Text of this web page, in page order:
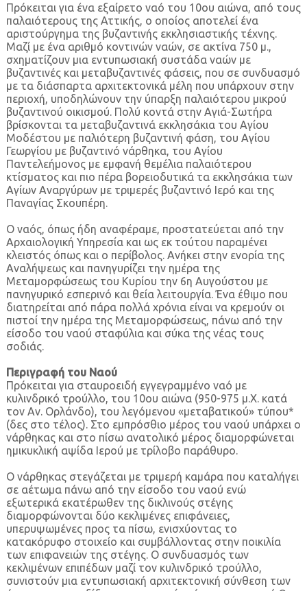
Πρόκειται για ένα εξαίρετο ναό του 10ου αιώνα, από τους
παλαιότερους της Αττικής, ο οποίος αποτελεί ένα
αριστούργημα της βυζαντινής εκκλησιαστικής τέχνης.
Μαζί με ένα αριθμό κοντινών ναών, σε ακτίνα 750 μ.,
σχηματίζουν μια εντυπωσιακή συστάδα ναών με
βυζαντινές και μεταβυζαντινές φάσεις, που σε συνδυασμό
με τα διάσπαρτα αρχιτεκτονικά μέλη που υπάρχουν στην
περιοχή, υποδηλώνουν την ύπαρξη παλαιότερου μικρού
βυζαντινού οικισμού. Πολύ κοντά στην Αγιά-Σωτήρα
βρίσκονται τα μεταβυζαντινά εκκλησάκια του Αγίου
Μοδέστου με παλιότερη βυζαντινή φάση, του Αγίου
Γεωργίου με βυζαντινό νάρθηκα, του Αγίου
Παντελεήμονος με εμφανή θεμέλια παλαιότερου
κτίσματος και πιο πέρα βορειοδυτικά τα εκκλησάκια των
Αγίων Αναργύρων με τριμερές βυζαντινό Ιερό και της
Παναγίας Σκουπέρη.
Ο ναός, όπως ήδη αναφέραμε, προστατεύεται από την
Αρχαιολογική Υπηρεσία και ως εκ τούτου παραμένει
κλειστός όπως και ο περίβολος. Ανήκει στην ενορία της
Αναλήψεως και πανηγυρίζει την ημέρα της
Μεταμορφώσεως του Κυρίου την 6η Αυγούστου με
πανηγυρικό εσπερινό και θεία λειτουργία. Ένα έθιμο που
διατηρείται από πάρα πολλά χρόνια είναι να κρεμούν οι
πιστοί την ημέρα της Μεταμορφώσεως, πάνω από την
είσοδο του ναού σταφύλια και σύκα της νέας τους
σοδιάς.
Περιγραφή του Ναού
Πρόκειται για σταυροειδή εγγεγραμμένο ναό με
κυλινδρικό τρούλλο, του 10ου αιώνα (950-975 μ.Χ. κατά
τον Αν. Ορλάνδο), του λεγόμενου «μεταβατικού» τύπου*
(δες στο τέλος). Στο εμπρόσθιο μέρος του ναού υπάρχει ο
νάρθηκας και στο πίσω ανατολικό μέρος διαμορφώνεται
ημικυκλική αψίδα Ιερού με τρίλοβο παράθυρο.
Ο νάρθηκας στεγάζεται με τριμερή καμάρα που καταλήγει
σε αέτωμα πάνω από την είσοδο του ναού ενώ
εξωτερικά εκατέρωθεν της δικλινούς στέγης
διαμορφώνονται δύο κεκλιμένες επιφάνειες,
υπερυψωμένες προς τα πίσω, ενισχύοντας το
κατακόρυφο στοιχείο και συμβάλλοντας στην ποικιλία
των επιφανειών της στέγης. Ο συνδυασμός των
κεκλιμένων επιπέδων μαζί τον κυλινδρικό τρούλλο,
συνιστούν μια εντυπωσιακή αρχιτεκτονική σύνθεση των